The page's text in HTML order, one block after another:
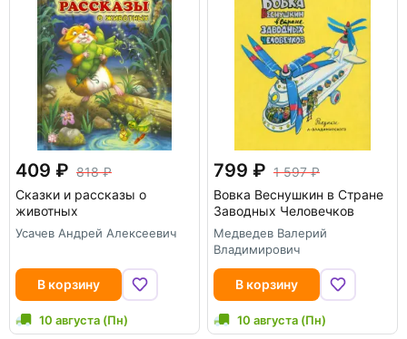
409
818
Сказки и рассказы о
животных
Усачев Андрей Алексеевич
В корзину
10 августа (Пн)
799
1 597
Вовка Веснушкин в Стране
Заводных Человечков
Медведев Валерий
Владимирович
В корзину
10 августа (Пн)